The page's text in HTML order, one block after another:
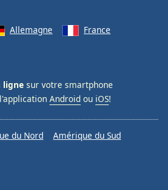
Allemagne
France
ligne sur votre smartphone
Android ou iOS!
du Nord
Amérique du Sud